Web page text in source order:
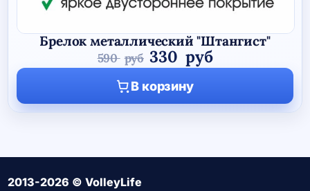
Брелок металлический "Штангист"
590 руб
Первоначальная
цена
составляла
590 руб.
330 руб
Текущая
цена:
330 руб.
В корзину
2013-2026 © VolleyLife